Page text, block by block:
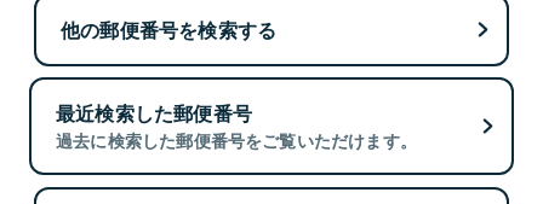
他の郵便番号を検索する
最近検索した郵便番号
過去に検索した郵便番号をご覧いただけます。